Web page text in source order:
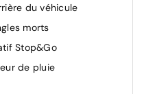
du véhicule
morts
Stop&Go
de pluie